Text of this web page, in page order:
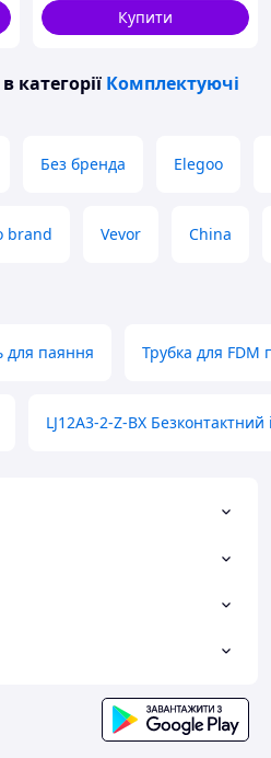
Купити
в категорії Комплектуючі
Без бренда Elegoo
brand Vevor China
для паяння Трубка для FDM
LJ12A3-2-Z-BX